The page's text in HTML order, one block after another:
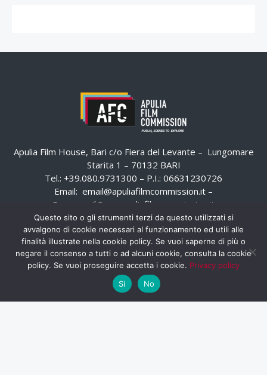
Apulia Film House, Bari c/o Fiera del Levante – Lungomare
Starita 1 – 70132 BARI
Tel.: +39.080.9731300 – P.I.: 06631230726
Email: email@apuliafilmcommission.it –
Pec:
email@pec.apuliafilmcommission.it
Questo sito o gli strumenti terzi da questo utilizzati si
avvalgono di cookie necessari al funzionamento ed utili alle
finalità illustrate nella cookie policy. Se vuoi saperne di più o
negare il consenso a tutti o ad alcuni cookie, consulta la cookie
policy. Se vuoi proseguire accetta i cookie. Privacy policy
Si
No